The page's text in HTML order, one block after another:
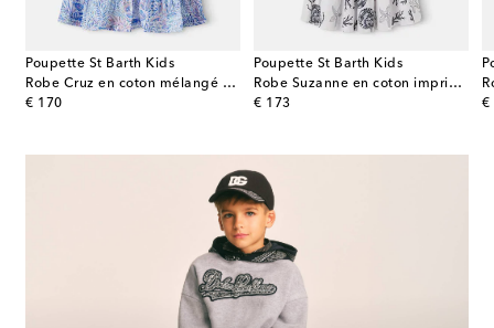
Poupette St Barth Kids
Robe Cruz en coton mélangé à imprimé floral
€ 170
original price
Poupette St Barth Kids
Robe Suzanne en coton imprimée à volants
€ 173
original price €